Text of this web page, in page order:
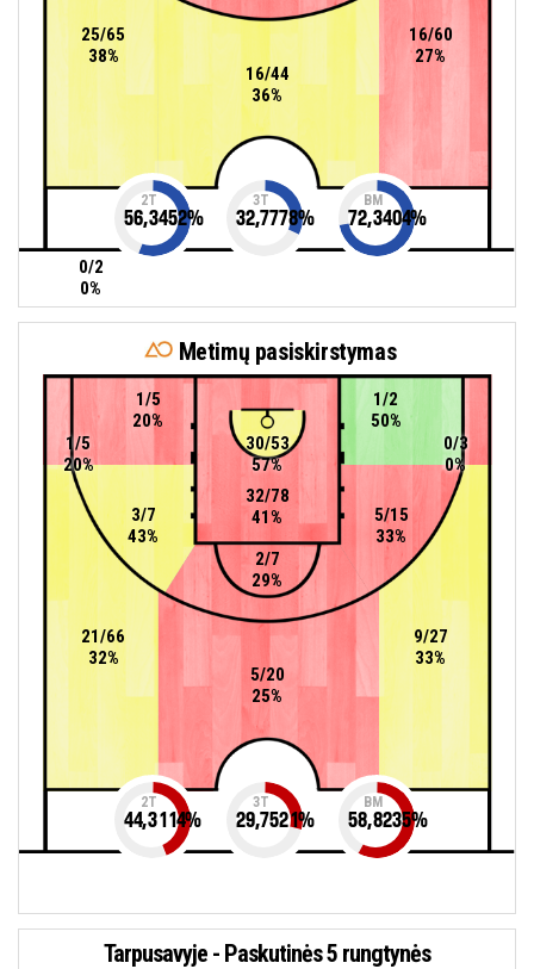
25/65
38%
16/60
27%
16/44
36%
0/2
0%
2T
56,3452%
3T
32,7778%
BM
72,3404%
Metimų pasiskirstymas
21/66
32%
30/53
57%
9/27
33%
32/78
41%
2/7
29%
5/15
33%
5/20
25%
3/7
43%
0/3
0%
1/5
20%
1/2
50%
1/5
20%
2T
44,3114%
3T
29,7521%
BM
58,8235%
Tarpusavyje - Paskutinės 5 rungtynės